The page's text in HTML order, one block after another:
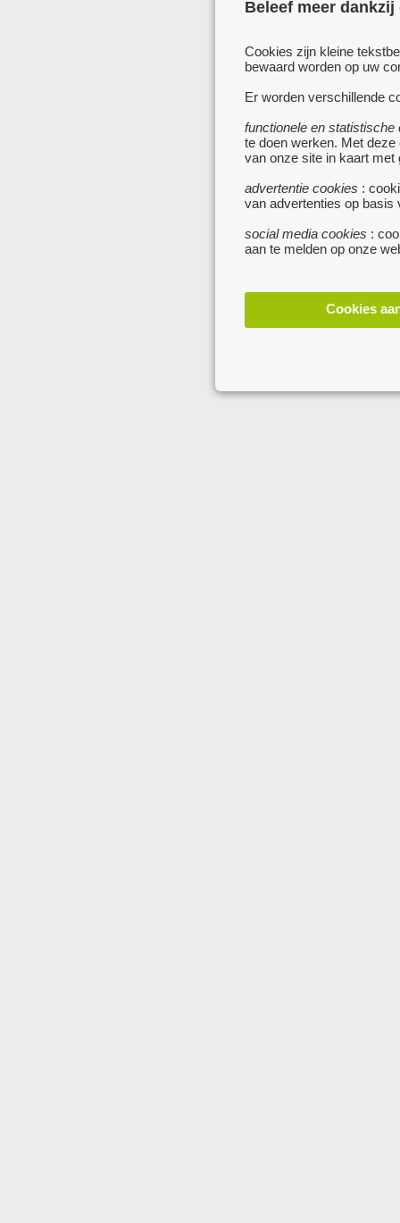
Beleef meer
Cookies zijn kleine
bewaard worden op uw
Er worden verschillende
functionele en statistische
te doen werken. Met
van onze site in kaart met
advertentie cookies :
van advertenties op basis
social media cookies :
aan te melden op onze
Cookies